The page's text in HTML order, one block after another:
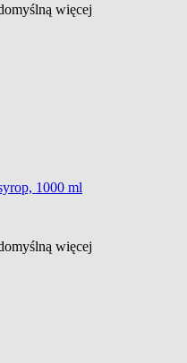
więcej
1000 ml
więcej